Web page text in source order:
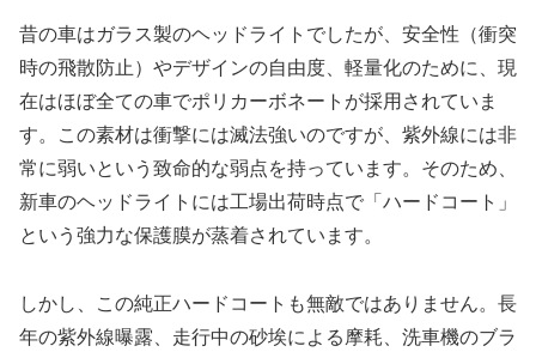
昔の車はガラス製のヘッドライトでしたが、安全性（衝突
時の飛散防止）やデザインの自由度、軽量化のために、現
在はほぼ全ての車でポリカーボネートが採用されていま
す。この素材は衝撃には滅法強いのですが、紫外線には非
常に弱いという致命的な弱点を持っています。そのため、
新車のヘッドライトには工場出荷時点で「ハードコート」
という強力な保護膜が蒸着されています。
しかし、この純正ハードコートも無敵ではありません。長
年の紫外線曝露、走行中の砂埃による摩耗、洗車機のブラ